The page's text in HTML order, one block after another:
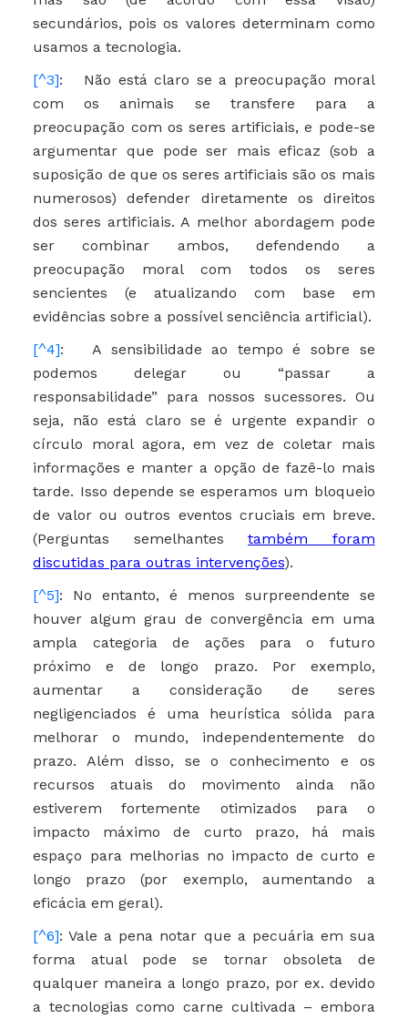
secundários, pois os valores determinam como
usamos a tecnologia.
[^3]: Não está claro se a preocupação moral
com os animais se transfere para a
preocupação com os seres artificiais, e pode-se
argumentar que pode ser mais eficaz (sob a
suposição de que os seres artificiais são os mais
numerosos) defender diretamente os direitos
dos seres artificiais. A melhor abordagem pode
ser combinar ambos, defendendo a
preocupação moral com todos os seres
sencientes (e atualizando com base em
evidências sobre a possível senciência artificial).
[^4]: A sensibilidade ao tempo é sobre se
podemos delegar ou “passar a
responsabilidade” para nossos sucessores. Ou
seja, não está claro se é urgente expandir o
círculo moral agora, em vez de coletar mais
informações e manter a opção de fazê-lo mais
tarde. Isso depende se esperamos um bloqueio
de valor ou outros eventos cruciais em breve.
(Perguntas semelhantestambém foram
discutidas para outras intervenções).
[^5]: No entanto, é menos surpreendente se
houver algum grau de convergência em uma
ampla categoria de ações para o futuro
próximo e de longo prazo. Por exemplo,
aumentar a consideração de seres
negligenciados é uma heurística sólida para
melhorar o mundo, independentemente do
prazo. Além disso, se o conhecimento e os
recursos atuais do movimento ainda não
estiverem fortemente otimizados para o
impacto máximo de curto prazo, há mais
espaço para melhorias no impacto de curto e
longo prazo (por exemplo, aumentando a
eficácia em geral).
[^6]: Vale a pena notar que a pecuária em sua
forma atual pode se tornar obsoleta de
qualquer maneira a longo prazo, por ex. devido
a tecnologias como carne cultivada – embora